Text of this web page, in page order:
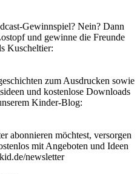
Gewinnspiel? Nein? Dann
und gewinne die Freunde
Kuscheltier:
zum Ausdrucken sowie
und kostenlose Downloads
Kinder-Blog:
abonnieren möchtest, versorgen
mit Angeboten und Ideen
newsletter⁠